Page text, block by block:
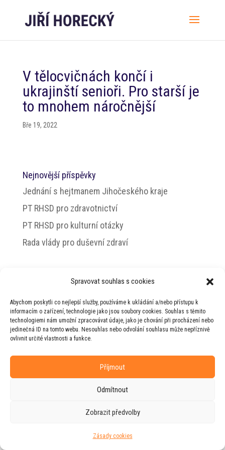
Spravovat souhlas s cookies
Abychom poskytli co nejlepší služby, používáme k ukládání a/nebo přístupu k
informacím o zařízení, technologie jako jsou soubory cookies. Souhlas s těmito
technologiemi nám umožní zpracovávat údaje, jako je chování při procházení nebo
jedinečná ID na tomto webu. Nesouhlas nebo odvolání souhlasu může nepříznivě
ovlivnit určité vlastnosti a funkce.
Příjmout
Odmítnout
Zobrazit předvolby
Zásady cookies
V tělocvičnách končí i
ukrajinští senioři. Pro starší je
to mnohem náročnější
Bře 19, 2022
Nejnovější příspěvky
Jednání s hejtmanem Jihočeského kraje
PT RHSD pro zdravotnictví
PT RHSD pro kulturní otázky
Rada vlády pro duševní zdraví
Horeckého
Web vytvořila firmaRUDIve spolupráci s
agenturou